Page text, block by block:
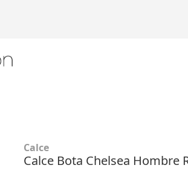
Calce
Calce Bota Chelsea Hombre